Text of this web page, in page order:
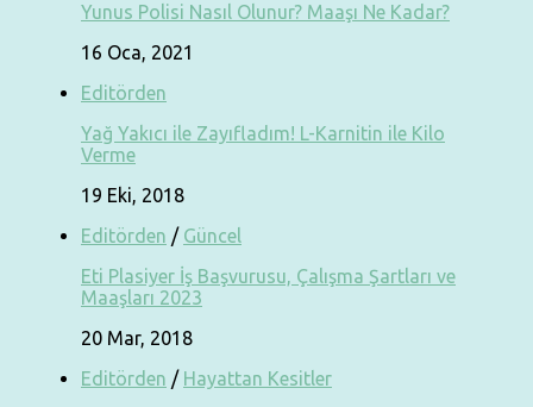
Yunus Polisi Nasıl Olunur? Maaşı Ne Kadar?
16 Oca, 2021
Editörden
Yağ Yakıcı ile Zayıfladım! L-Karnitin ile Kilo
Verme
19 Eki, 2018
Editörden / Güncel
Eti Plasiyer İş Başvurusu, Çalışma Şartları ve
Maaşları 2023
20 Mar, 2018
Editörden / Hayattan Kesitler